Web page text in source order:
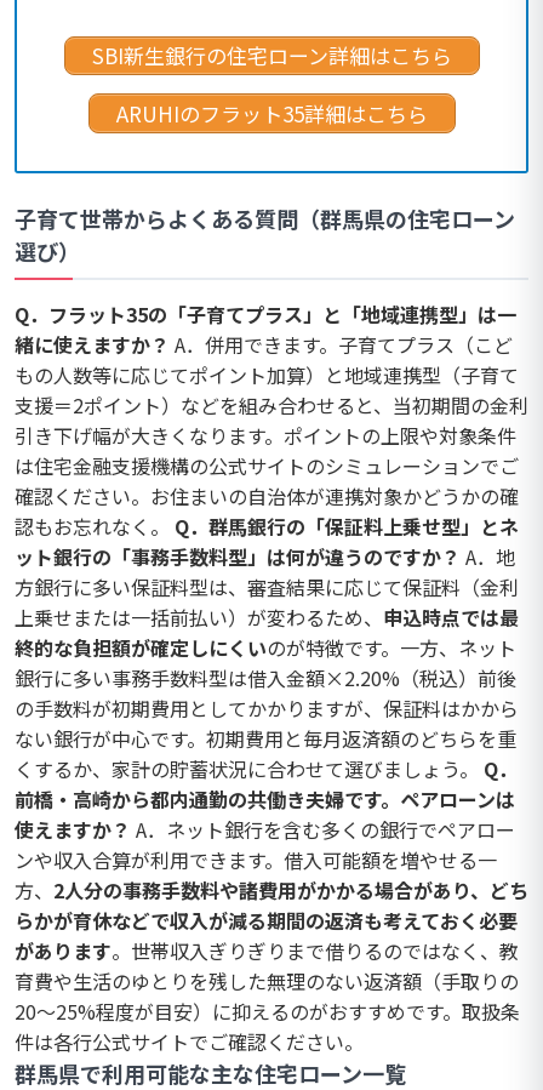
SBI新生銀行の住宅ローン詳細はこちら
ARUHIのフラット35詳細はこちら
子育て世帯からよくある質問（群馬県の住宅ローン
選び）
Q．フラット35の「子育てプラス」と「地域連携型」は一
緒に使えますか？ A．併用できます。子育てプラス（こど
もの人数等に応じてポイント加算）と地域連携型（子育て
支援＝2ポイント）などを組み合わせると、当初期間の金利
引き下げ幅が大きくなります。ポイントの上限や対象条件
は住宅金融支援機構の公式サイトのシミュレーションでご
確認ください。お住まいの自治体が連携対象かどうかの確
認もお忘れなく。 Q．群馬銀行の「保証料上乗せ型」とネ
ット銀行の「事務手数料型」は何が違うのですか？ A．地
方銀行に多い保証料型は、審査結果に応じて保証料（金利
上乗せまたは一括前払い）が変わるため、 申込時点では最
終的な負担額が確定しにくいのが特徴です。一方、ネット
銀行に多い事務手数料型は借入金額×2.20%（税込）前後
の手数料が初期費用としてかかりますが、保証料はかから
ない銀行が中心です。初期費用と毎月返済額のどちらを重
くするか、家計の貯蓄状況に合わせて選びましょう。 Q．
前橋・高崎から都内通勤の共働き夫婦です。ペアローンは
使えますか？ A．ネット銀行を含む多くの銀行でペアロー
ンや収入合算が利用できます。借入可能額を増やせる一
方、 2人分の事務手数料や諸費用がかかる場合があり、どち
らかが育休などで収入が減る期間の返済も考えておく必要
があります。世帯収入ぎりぎりまで借りるのではなく、教
育費や生活のゆとりを残した無理のない返済額（手取りの
20〜25%程度が目安）に抑えるのがおすすめです。取扱条
件は各行公式サイトでご確認ください。
群馬県で利用可能な主な住宅ローン一覧